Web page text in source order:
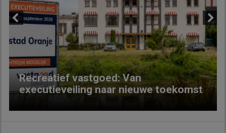
Recreatief vastgoed: Van
executieveiling naar nieuwe toekomst
Next